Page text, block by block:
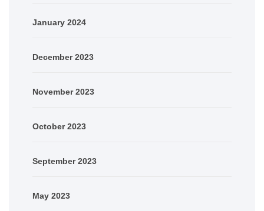
January 2024
December 2023
November 2023
October 2023
September 2023
May 2023